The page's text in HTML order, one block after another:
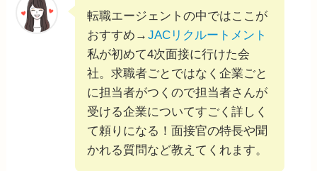
転職エージェントの中ではここが
おすすめ→ JACリクルートメント
私が初めて4次面接に行けた会
社。求職者ごとではなく企業ごと
に担当者がつくので担当者さんが
受ける企業についてすごく詳しく
て頼りになる！面接官の特長や聞
かれる質問など教えてくれます。